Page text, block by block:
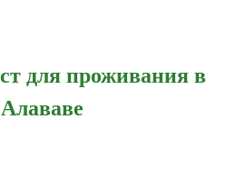
для проживания в
Алававе